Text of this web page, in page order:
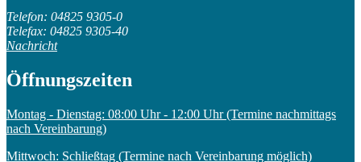
Telefon: 04825 9305-0
Telefax: 04825 9305-40
Nachricht
Öffnungszeiten
Montag - Dienstag: 08:00 Uhr - 12:00 Uhr (Termine nachmittags
nach Vereinbarung)
Mittwoch: Schließtag (Termine nach Vereinbarung möglich)